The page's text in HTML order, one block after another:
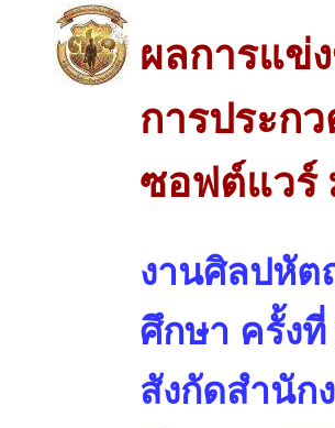
ผลการแข่
การประก
ซอฟต์แวร์
งานศิลปหัต
ศึกษา ครั้งที่
สังกัดสำนัก